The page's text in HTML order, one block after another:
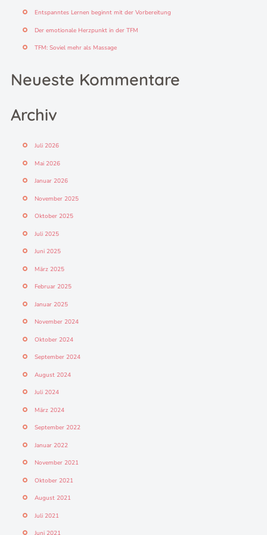
Entspanntes Lernen beginnt mit der Vorbereitung
Der emotionale Herzpunkt in der TFM
TFM: Soviel mehr als Massage
Neueste Kommentare
Archiv
Juli 2026
Mai 2026
Januar 2026
November 2025
Oktober 2025
Juli 2025
Juni 2025
März 2025
Februar 2025
Januar 2025
November 2024
Oktober 2024
September 2024
August 2024
Juli 2024
März 2024
September 2022
Januar 2022
November 2021
Oktober 2021
August 2021
Juli 2021
Juni 2021